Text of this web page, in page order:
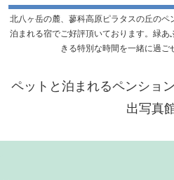
北八ヶ岳の麓、蓼科高原ピラタスの丘のペ
泊まれる宿でご好評頂いております。緑
きる特別な時間を一緒に過ご
ペットと泊まれるペンショ
出写真